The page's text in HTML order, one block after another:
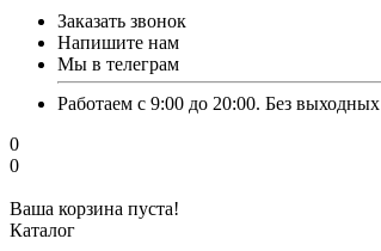
Заказать звонок
Напишите нам
Мы в телеграм
Работаем с 9:00 до 20:00. Без выходных
0
0
Ваша корзина пуста!
Каталог